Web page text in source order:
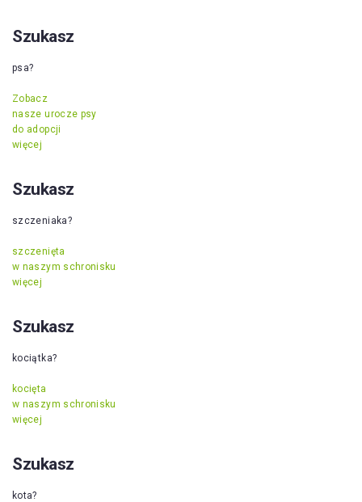
Szukasz
psa?
Zobacz
nasze urocze psy
do adopcji
więcej
Szukasz
szczeniaka?
szczenięta
w naszym schronisku
więcej
Szukasz
kociątka?
kocięta
w naszym schronisku
więcej
Szukasz
kota?